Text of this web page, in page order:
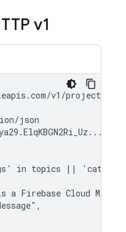
v1
v1/projects/
json
in topics || 'cats'
a Firebase Cloud